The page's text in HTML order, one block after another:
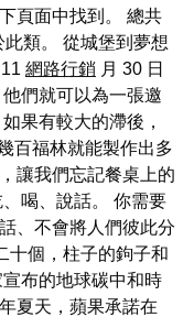
頁面中找到。 總共
此類。 從城堡到夢想
網路行銷 月 30 日
們就可以為一張邀
果有較大的滯後，
百福林就能製作出多
讓我們忘記餐桌上的
喝、說話。 你需要
、不會將人們彼此分
十個，柱子的鉤子和
布的地球碳中和時
夏天，蘋果承諾在